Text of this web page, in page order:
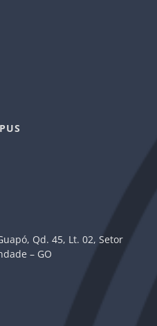
Qd. 45, Lt. 02, Setor
– GO